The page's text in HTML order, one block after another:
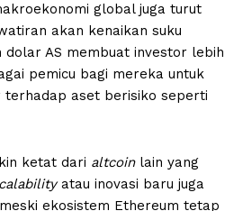
global juga turut
akan kenaikan suku
dolar AS membuat investor lebih
pemicu bagi mereka untuk
terhadap aset berisiko seperti
ketat dari altcoin lain yang
atau inovasi baru juga
ekosistem Ethereum tetap